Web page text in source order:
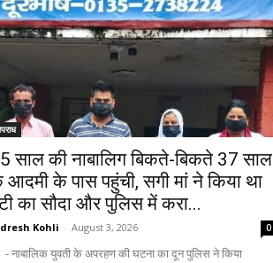
साल की नाबालिग बिकते-बिकते 37 साल
के पास पहुंची, सगी मां ने किया था
का सौदा और पुलिस में करा...
Kohli - August 3, 2026 0
नाबालिक युवती के अपरहण की घटना का दून पुलिस ने किया